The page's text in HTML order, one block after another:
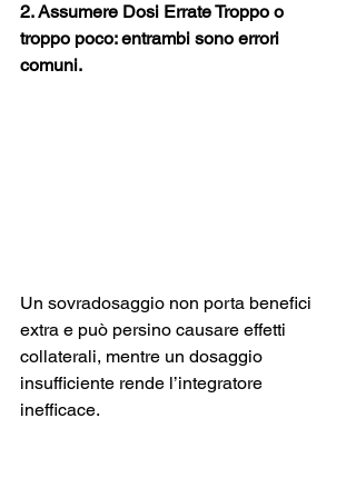
2. Assumere Dosi Errate Troppo o
troppo poco: entrambi sono errori
comuni.
Un sovradosaggio non porta benefici
extra e può persino causare effetti
collaterali, mentre un dosaggio
insufficiente rende l’integratore
inefficace.